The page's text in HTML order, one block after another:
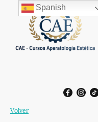
Volver
Spanish